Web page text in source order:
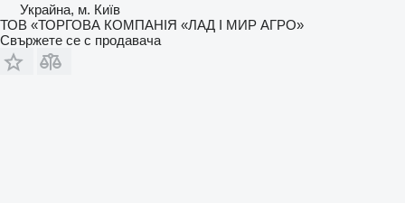
Украйна, м. Київ
ТОВ «ТОРГОВА КОМПАНІЯ «ЛАД І МИР АГРО»
Свържете се с продавача